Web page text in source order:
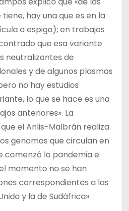
hay una que es en la
o espiga); en trabajos
que esa variante
neutralizantes de
y de algunos plasmas
no hay estudios
lo que se hace es una
anteriores». La
el Anlis-Malbrán realiza
genomas que circulan en
comenzó la pandemia e
momento no se han
correspondientes a las
y la de Sudáfrica».